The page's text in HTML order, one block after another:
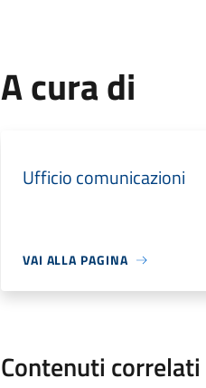
A cura di
Ufficio comunicazioni
VAI ALLA PAGINA
Contenuti correlati